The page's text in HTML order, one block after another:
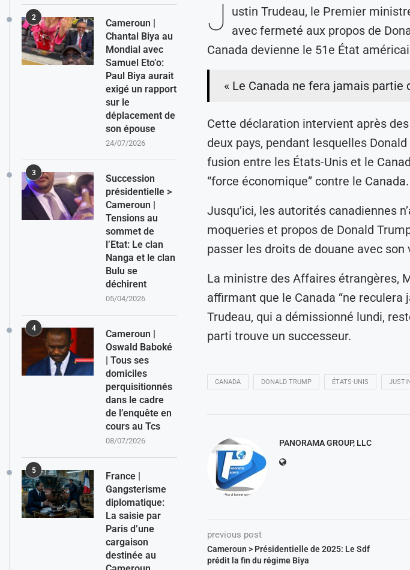
J ustin Trudeau, le Premier
avec fermeté aux propos de
Canada devienne le 51e État
« Le Canada ne fera jamais partie
Cette déclaration intervient après
deux pays, pendant lesquelles
fusion entre les États-Unis et le
“force économique” contre le Canada.
Jusqu’ici, les autorités canadiennes
moqueries et propos de Donald
passer les droits de douane avec son
La ministre des Affaires étrangères,
affirmant que le Canada “ne
Trudeau, qui a démissionné lundi,
parti trouve un successeur.
CANADA DONALD TRUMP ÉTATS-UNIS
PANORAMA GROUP, LLC
previous post
Cameroun > Présidentielle de 2025: Le Sdf
prédit la fin du régime Biya
2
Cameroun |
Chantal Biya au
Mondial avec
Samuel Eto’o:
Paul Biya aurait
exigé un rapport
sur le
déplacement de
son épouse
24/07/2026
3
Succession
présidentielle >
Cameroun |
Tensions au
sommet de
l’Etat: Le clan
Nanga et le clan
Bulu se
déchirent
05/04/2026
4
Cameroun |
Oswald Baboké
| Tous ses
domiciles
perquisitionnés
dans le cadre
de l’enquête en
cours au Tcs
08/07/2026
5
France |
Gangsterisme
diplomatique:
La saisie par
Paris d’une
cargaison
destinée au